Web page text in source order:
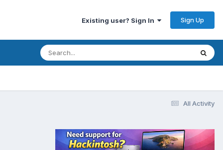
Existing user? Sign In Sign Up
All Activity